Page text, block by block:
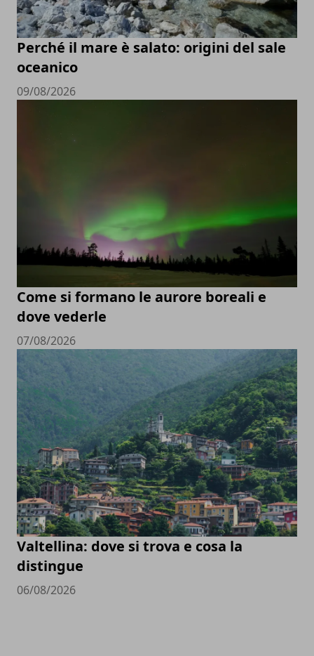
Perché il mare è salato: origini del sale
oceanico
09/08/2026
Come si formano le aurore boreali e
dove vederle
07/08/2026
Valtellina: dove si trova e cosa la
distingue
06/08/2026